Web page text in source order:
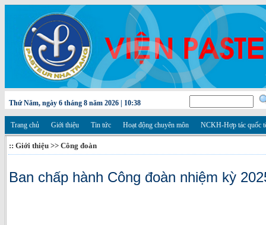
Thứ Năm, ngày 6 tháng 8 năm 2026 | 10:38
Trang chủ Giới thiệu Tin tức Hoạt động chuyên môn NCKH-Hợp tác quốc
:: Giới thiệu >> Công đoàn
Ban chấp hành Công đoàn nhiệm kỳ